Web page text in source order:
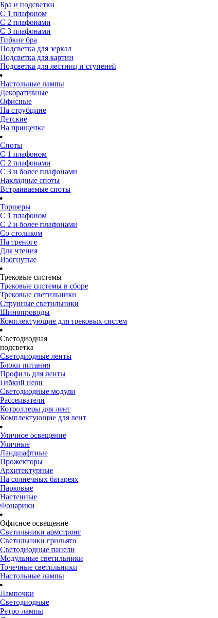
Бра и подсветки
С 1 плафоном
С 2 плафонами
С 3 плафонами
Гибкие бра
Подсветка для зеркал
Подсветка для картин
Подсветка для лестниц и ступеней
Настольные лампы
Декоративные
Офисные
На струбцине
Детские
На прищепке
Споты
С 1 плафоном
С 2 плафонами
С 3 и более плафонами
Накладные споты
Встраиваемые споты
Торшеры
С 1 плафоном
С 2 и более плафонами
Со столиком
На треноге
Для чтения
Изогнутые
Трековые системы
Трековые системы в сборе
Трековые светильники
Струнные светильники
Шинопроводы
Комплектующие для трековых систем
Светодиодная
подсветка
Светодиодные ленты
Блоки питания
Профиль для ленты
Гибкий неон
Светодиодные модули
Рассеиватели
Котроллеры для лент
Комплектующие для лент
Уличное освещение
Уличные
Ландшафтные
Прожекторы
Архитектурные
На солнечных батареях
Парковые
Настенные
Фонарики
Офисное освещение
Светильники армстронг
Светильники грильято
Светодиодные панели
Модульные светильники
Точечные светильники
Настольные лампы
Лампочки
Светодиодные
Ретро-лампы